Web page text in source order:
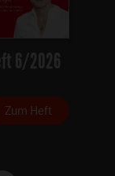
6/2026
Zum Heft